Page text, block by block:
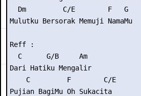
  Dm         C/E        F   G
Mulutku Bersorak Memuji NamaMu
Reff :
  C      G/B     Am
Dari Hatiku Mengalir
    C         F        C/E
Pujian BagiMu Oh Sukacita